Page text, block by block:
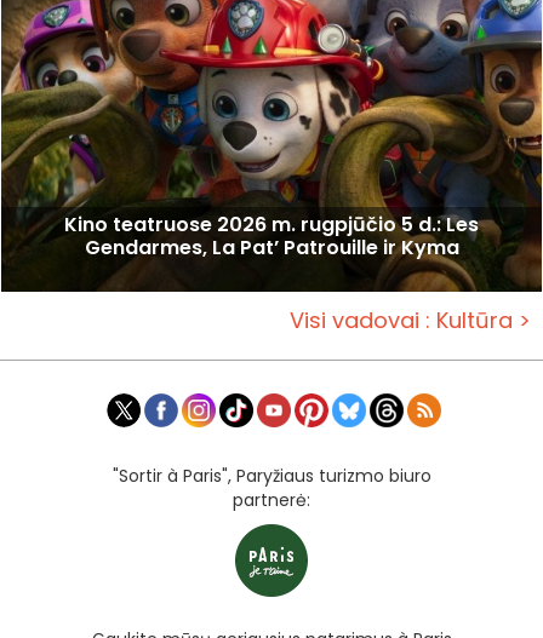
Kino teatruose 2026 m. rugpjūčio 5 d.: Les
Gendarmes, La Pat’ Patrouille ir Kyma
Visi vadovai : Kultūra >
"Sortir à Paris", Paryžiaus turizmo biuro
partnerė: